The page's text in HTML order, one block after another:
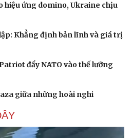
hiệu ứng domino, Ukraine chịu
Khẳng định bản lĩnh và giá trị
đẩy NATO vào thế lưỡng
giữa những hoài nghi